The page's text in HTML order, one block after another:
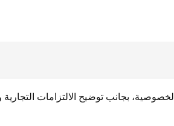
بجانب توضيح الالتزامات